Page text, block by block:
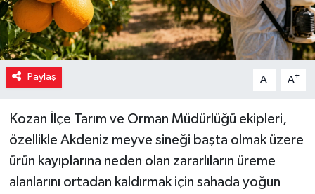
Paylaş A- A+
Kozan İlçe Tarım ve Orman Müdürlüğü ekipleri,
özellikle Akdeniz meyve sineği başta olmak üzere
ürün kayıplarına neden olan zararlıların üreme
alanlarını ortadan kaldırmak için sahada yoğun
Yerel Yönetimler
Yurttan